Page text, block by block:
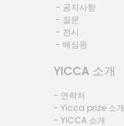
- 공지사항
- 질문
- 전시
- 배심원
YICCA 소개
- 연락처
- Yicca prize 소개
- YICCA 소개